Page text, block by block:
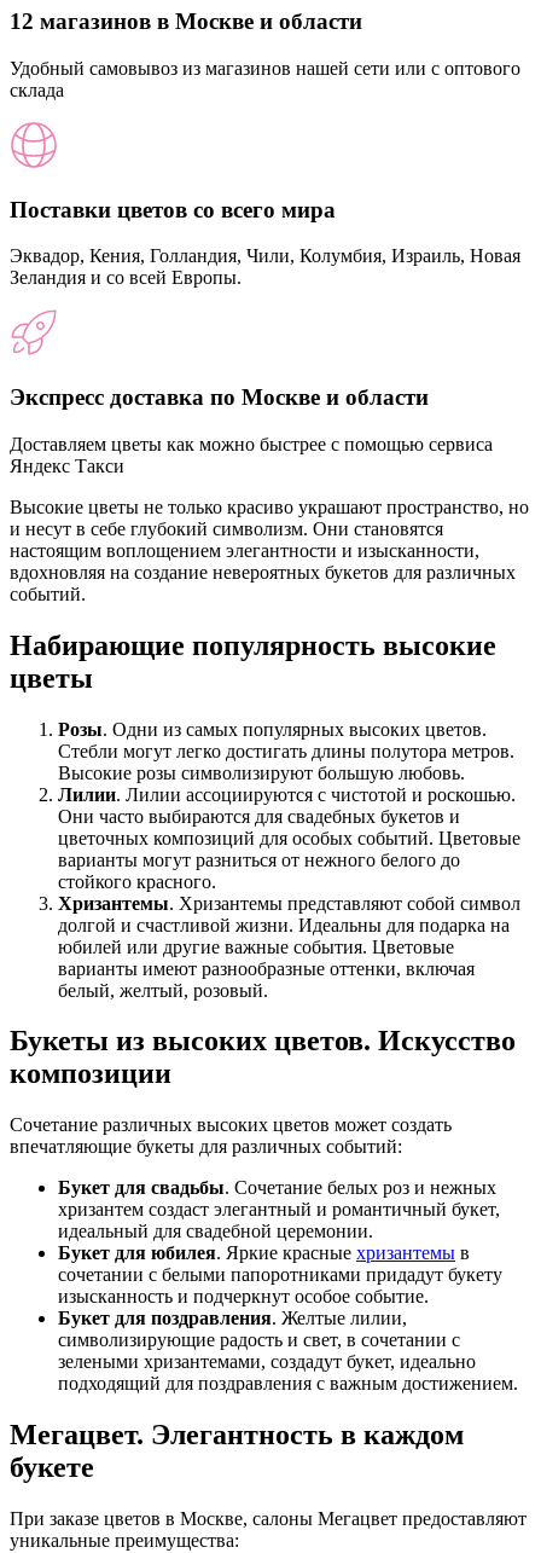
12 магазинов в Москве и области
Удобный самовывоз из магазинов нашей сети или с оптового
склада
Поставки цветов со всего мира
Эквадор, Кения, Голландия, Чили, Колумбия, Израиль, Новая
Зеландия и со всей Европы.
Экспресс доставка по Москве и области
Доставляем цветы как можно быстрее с помощью сервиса
Яндекс Такси
Высокие цветы не только красиво украшают пространство, но
и несут в себе глубокий символизм. Они становятся
настоящим воплощением элегантности и изысканности,
вдохновляя на создание невероятных букетов для различных
событий.
Набирающие популярность высокие
цветы
Розы. Одни из самых популярных высоких цветов.
Стебли могут легко достигать длины полутора метров.
Высокие розы символизируют большую любовь.
Лилии. Лилии ассоциируются с чистотой и роскошью.
Они часто выбираются для свадебных букетов и
цветочных композиций для особых событий. Цветовые
варианты могут разниться от нежного белого до
стойкого красного.
Хризантемы. Хризантемы представляют собой символ
долгой и счастливой жизни. Идеальны для подарка на
юбилей или другие важные события. Цветовые
варианты имеют разнообразные оттенки, включая
белый, желтый, розовый.
Букеты из высоких цветов. Искусство
композиции
Сочетание различных высоких цветов может создать
впечатляющие букеты для различных событий:
Букет для свадьбы. Сочетание белых роз и нежных
хризантем создаст элегантный и романтичный букет,
идеальный для свадебной церемонии.
Букет для юбилея. Яркие красные хризантемы в
сочетании с белыми папоротниками придадут букету
изысканность и подчеркнут особое событие.
Букет для поздравления. Желтые лилии,
символизирующие радость и свет, в сочетании с
зелеными хризантемами, создадут букет, идеально
подходящий для поздравления с важным достижением.
Мегацвет. Элегантность в каждом
букете
При заказе цветов в Москве, салоны Мегацвет предоставляют
уникальные преимущества: